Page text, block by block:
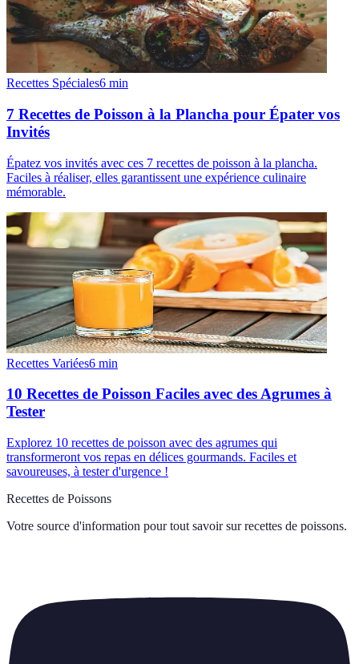
Recettes Spéciales6 min
7 Recettes de Poisson à la Plancha pour Épater vos
Invités
Épatez vos invités avec ces 7 recettes de poisson à la plancha.
Faciles à réaliser, elles garantissent une expérience culinaire
mémorable.
Recettes Variées6 min
10 Recettes de Poisson Faciles avec des Agrumes à
Tester
Explorez 10 recettes de poisson avec des agrumes qui
transformeront vos repas en délices gourmands. Faciles et
savoureuses, à tester d'urgence !
Recettes de Poissons
Votre source d'information pour tout savoir sur recettes de poissons.